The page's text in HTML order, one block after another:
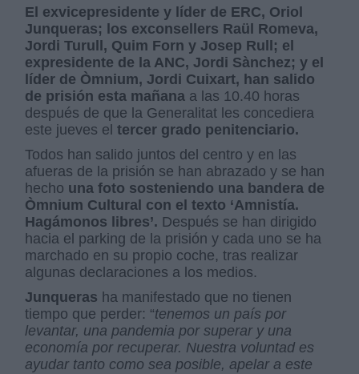
El exvicepresidente y líder de ERC, Oriol
Junqueras; los exconsellers Raül Romeva,
Jordi Turull, Quim Forn y Josep Rull; el
expresidente de la ANC, Jordi Sànchez; y el
líder de Òmnium, Jordi Cuixart, han salido
de prisión esta mañana a las 10.40 horas
después de que la Generalitat les concediera
este jueves eltercer grado penitenciario.
Todos han salido juntos del centro y en las
afueras de la prisión se han abrazado y se han
hecho una foto sosteniendo una bandera de
Òmnium Cultural con el texto ‘Amnistía.
Hagámonos libres’. Después se han dirigido
hacia el parking de la prisión y cada uno se ha
marchado en su propio coche, tras realizar
algunas declaraciones a los medios.
Junqueras ha manifestado que no tienen
tiempo que perder: “tenemos un país por
levantar, una pandemia por superar y una
economía por recuperar. Nuestra voluntad es
ayudar tanto como sea posible, apelar a este